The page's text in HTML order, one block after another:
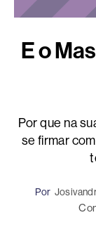
E o
Por que na
se firmar
Por